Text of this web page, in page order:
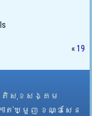
«19
ន្តិសុខសង្គម
ត់ឃ្មួញ ខណ្ឌសែន